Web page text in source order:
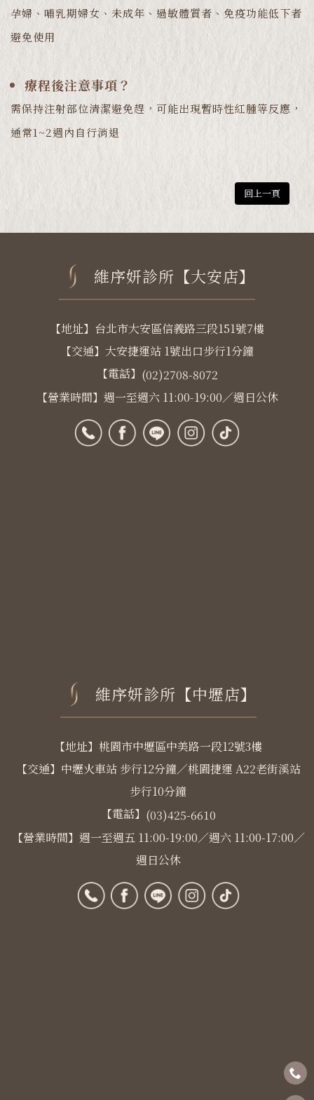
孕婦、哺乳期婦女、未成年、過敏體質者、免疫功能低下者
避免使用
療程後注意事項？
需保持注射部位清潔避免趕，可能出現暫時性紅腫等反應，
通常1~2週內自行消退
回上一頁
維序妍診所【大安店】
【地址】台北市大安區信義路三段151號7樓
【交通】大安捷運站 1號出口步行1分鐘
【電話】 (02)2708-8072
【營業時間】週一至週六 11:00-19:00／週日公休
維序妍診所【中壢店】
【地址】桃園市中壢區中美路一段12號3樓
【交通】中壢火車站 步行12分鐘／桃園捷運 A22老街溪站
步行10分鐘
【電話】 (03)425-6610
【營業時間】週一至週五 11:00-19:00／週六 11:00-17:00／
週日公休